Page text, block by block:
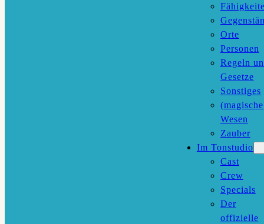
Orte
Personen
Regeln
Gesetze
Sonstiges
Wesen
Zauber
Im Tonstudio
Cast
Crew
Specials
Der
offizielle